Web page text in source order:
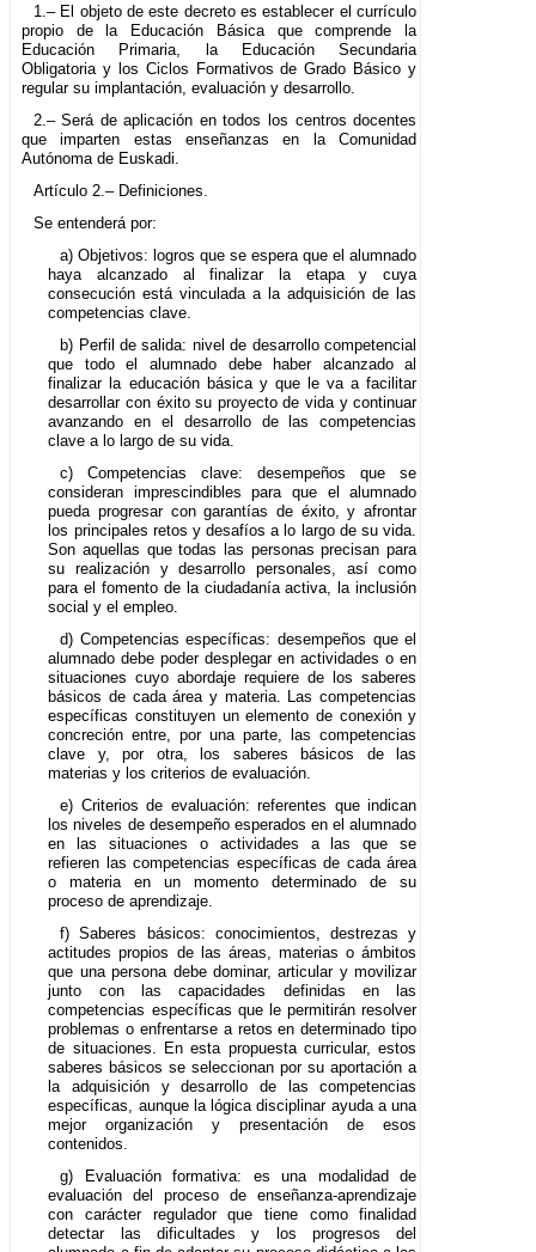
1.– El objeto de este decreto es establecer el currículo
propio de la Educación Básica que comprende la
Educación Primaria, la Educación Secundaria
Obligatoria y los Ciclos Formativos de Grado Básico y
regular su implantación, evaluación y desarrollo.
2.– Será de aplicación en todos los centros docentes
que imparten estas enseñanzas en la Comunidad
Autónoma de Euskadi.
Artículo 2.– Definiciones.
Se entenderá por:
a) Objetivos: logros que se espera que el alumnado
haya alcanzado al finalizar la etapa y cuya
consecución está vinculada a la adquisición de las
competencias clave.
b) Perfil de salida: nivel de desarrollo competencial
que todo el alumnado debe haber alcanzado al
finalizar la educación básica y que le va a facilitar
desarrollar con éxito su proyecto de vida y continuar
avanzando en el desarrollo de las competencias
clave a lo largo de su vida.
c) Competencias clave: desempeños que se
consideran imprescindibles para que el alumnado
pueda progresar con garantías de éxito, y afrontar
los principales retos y desafíos a lo largo de su vida.
Son aquellas que todas las personas precisan para
su realización y desarrollo personales, así como
para el fomento de la ciudadanía activa, la inclusión
social y el empleo.
d) Competencias específicas: desempeños que el
alumnado debe poder desplegar en actividades o en
situaciones cuyo abordaje requiere de los saberes
básicos de cada área y materia. Las competencias
específicas constituyen un elemento de conexión y
concreción entre, por una parte, las competencias
clave y, por otra, los saberes básicos de las
materias y los criterios de evaluación.
e) Criterios de evaluación: referentes que indican
los niveles de desempeño esperados en el alumnado
en las situaciones o actividades a las que se
refieren las competencias específicas de cada área
o materia en un momento determinado de su
proceso de aprendizaje.
f) Saberes básicos: conocimientos, destrezas y
actitudes propios de las áreas, materias o ámbitos
que una persona debe dominar, articular y movilizar
junto con las capacidades definidas en las
competencias específicas que le permitirán resolver
problemas o enfrentarse a retos en determinado tipo
de situaciones. En esta propuesta curricular, estos
saberes básicos se seleccionan por su aportación a
la adquisición y desarrollo de las competencias
específicas, aunque la lógica disciplinar ayuda a una
mejor organización y presentación de esos
contenidos.
g) Evaluación formativa: es una modalidad de
evaluación del proceso de enseñanza-aprendizaje
con carácter regulador que tiene como finalidad
detectar las dificultades y los progresos del